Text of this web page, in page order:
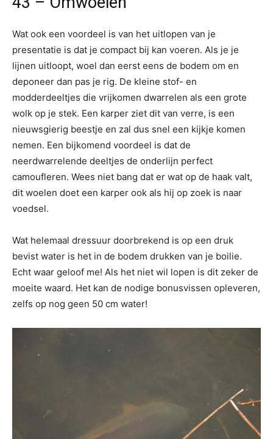
Wat ook een voordeel is van het uitlopen van je
presentatie is dat je compact bij kan voeren. Als je je
lijnen uitloopt, woel dan eerst eens de bodem om en
deponeer dan pas je rig. De kleine stof- en
modderdeeltjes die vrijkomen dwarrelen als een grote
wolk op je stek. Een karper ziet dit van verre, is een
nieuwsgierig beestje en zal dus snel een kijkje komen
nemen. Een bijkomend voordeel is dat de
neerdwarrelende deeltjes de onderlijn perfect
camoufleren. Wees niet bang dat er wat op de haak valt,
dit woelen doet een karper ook als hij op zoek is naar
voedsel.
Wat helemaal dressuur doorbrekend is op een druk
bevist water is het in de bodem drukken van je boilie.
Echt waar geloof me! Als het niet wil lopen is dit zeker de
moeite waard. Het kan de nodige bonusvissen opleveren,
zelfs op nog geen 50 cm water!